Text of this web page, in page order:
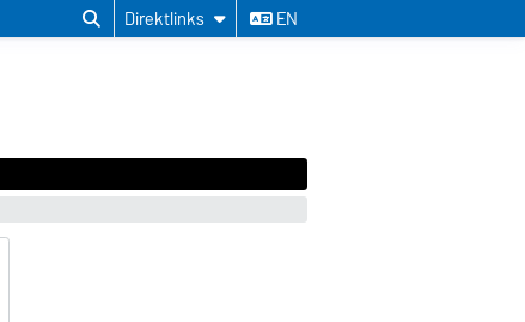
Direktlinks EN